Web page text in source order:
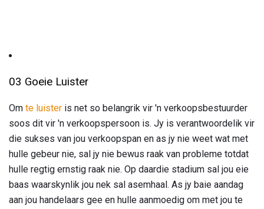
03 Goeie Luister
Om te luister is net so belangrik vir 'n verkoopsbestuurder
soos dit vir 'n verkoopspersoon is. Jy is verantwoordelik vir
die sukses van jou verkoopspan en as jy nie weet wat met
hulle gebeur nie, sal jy nie bewus raak van probleme totdat
hulle regtig ernstig raak nie. Op daardie stadium sal jou eie
baas waarskynlik jou nek sal asemhaal. As jy baie aandag
aan jou handelaars gee en hulle aanmoedig om met jou te